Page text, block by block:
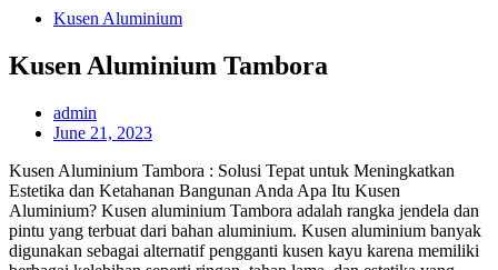
Kusen Aluminium
Kusen Aluminium Tambora
admin
June 21, 2023
Kusen Aluminium Tambora : Solusi Tepat untuk Meningkatkan
Estetika dan Ketahanan Bangunan Anda Apa Itu Kusen
Aluminium? Kusen aluminium Tambora adalah rangka jendela dan
pintu yang terbuat dari bahan aluminium. Kusen aluminium banyak
digunakan sebagai alternatif pengganti kusen kayu karena memiliki